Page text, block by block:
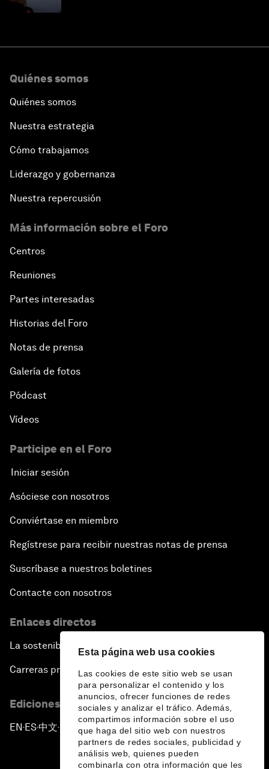
Esta página web usa cookies
Las cookies de este sitio web se usan
para personalizar el contenido y los
anuncios, ofrecer funciones de redes
sociales y analizar el tráfico. Además,
compartimos información sobre el uso
que haga del sitio web con nuestros
partners de redes sociales, publicidad y
análisis web, quienes pueden
combinarla con otra información que les
Quiénes somos
Quiénes somos
Nuestra estrategia
Cómo trabajamos
Liderazgo y gobernanza
Nuestra repercusión
Más información sobre el Foro
Centros
Reuniones
Partes interesadas
Historias del Foro
Notas de prensa
Galería de fotos
Pódcast
Vídeos
Participe en el Foro
Iniciar sesión
Asóciese con nosotros
Conviértase en miembro
Regístrese para recibir nuestras notas de prensa
Suscríbase a nuestros boletines
Contacte con nosotros
Enlaces directos
La sostenibilidad en el Foro
Carreras profesionales
Ediciones en otros idiomas
EN ▪ ES▪中文▪ 日本語